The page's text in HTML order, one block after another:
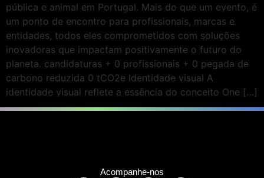
pública e animal em Portugal. Mais do que um evento, é
um ponto de encontro para profissionais, marcas e
entidades, todos eles comprometidos com soluções
inovadoras que impactam positivamente o futuro do
planeta. candidaturas + 0 profissionais + 0 pegada de
carbono reduzida 0 tCO2e Identidade visual A
identidade visual reflete a essência do conceito One […]
Acompanhe-nos